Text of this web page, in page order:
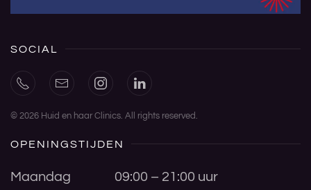
SOCIAL
© 2026 Huid en haar Clinics. All rights reserved.
OPENINGSTIJDEN
Maandag 09:00 – 21:00 uur